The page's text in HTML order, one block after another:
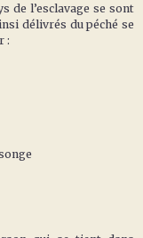
de l’esclavage se sont
délivrés du péché se
: